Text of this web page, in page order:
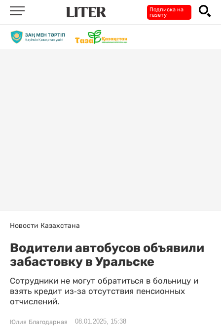
Подписка на
газету
Новости Казахстана
Водители автобусов объявили
забастовку в Уральске
Сотрудники не могут обратиться в больницу и
взять кредит из-за отсутствия пенсионных
отчислений.
Юлия Благодарная 08.01.2025, 15:38